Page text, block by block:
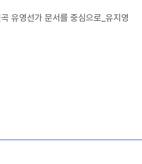
유영선가 문서를 중심으로_유지영